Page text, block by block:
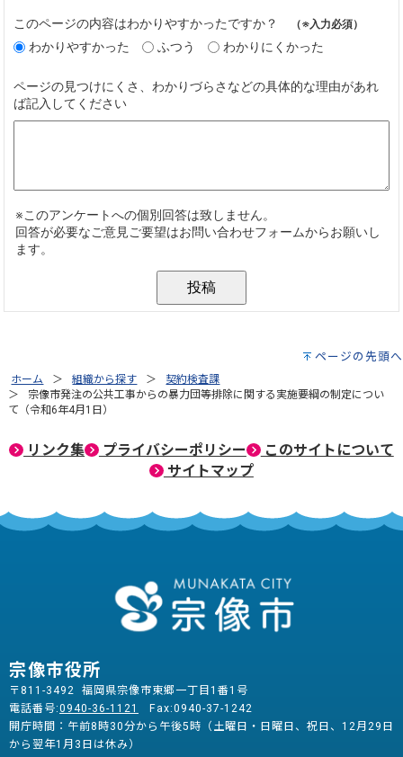
ページの先頭へ
ホーム 組織から探す
契約検査課
宗像市発注の公共工事からの暴力団等排除に関する実施要綱の制定につい
て（令和6年4月1日）
リンク集 プライバシーポリシー
このサイトについて
サイトマップ
宗像市役所
〒811-3492 福岡県宗像市東郷一丁目1番1号
電話番号:0940-36-1121
Fax:0940-37-1242
開庁時間：午前8時30分から午後5時（土曜日・日曜日、祝日、12月29日
から翌年1月3日は休み）